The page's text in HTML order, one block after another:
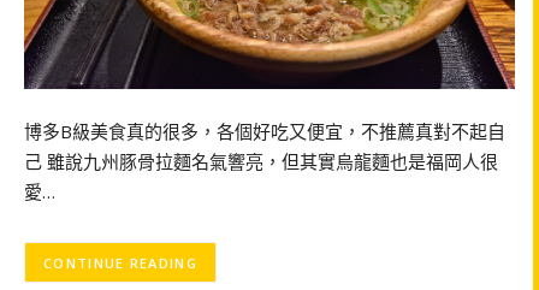
博多B級美食真的很多，各個好吃又便宜，不推薦真對不起自
己 雖說九州豚骨拉麵名氣響亮，但其實烏龍麵也是福岡人很
愛…
CONTINUE READING